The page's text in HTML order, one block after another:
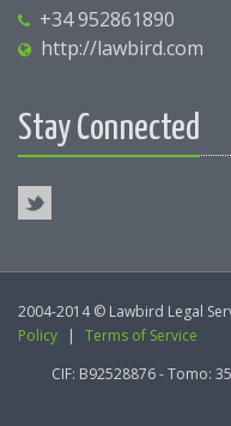
+34 952861890
http://lawbird.com
Stay Connected
2004-2014 © Lawbird Legal
Policy
|
Terms of Service
CIF: B92528876 - Tomo: